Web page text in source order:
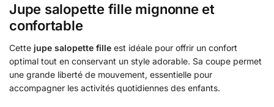
Jupe salopette fille mignonne et
confortable
Cette jupe salopette fille est idéale pour offrir un confort
optimal tout en conservant un style adorable. Sa coupe permet
une grande liberté de mouvement, essentielle pour
accompagner les activités quotidiennes des enfants.